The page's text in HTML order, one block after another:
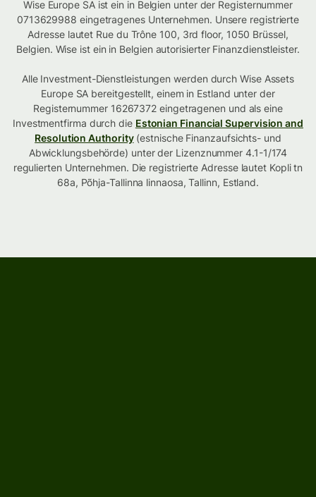
Wise Europe SA ist ein in Belgien unter der Registernummer
0713629988 eingetragenes Unternehmen. Unsere registrierte
Adresse lautet Rue du Trône 100, 3rd floor, 1050 Brüssel,
Belgien. Wise ist ein in Belgien autorisierter Finanzdienstleister.
Alle Investment-Dienstleistungen werden durch Wise Assets
Europe SA bereitgestellt, einem in Estland unter der
Registernummer 16267372 eingetragenen und als eine
Investmentfirma durch die Estonian Financial Supervision and
Resolution Authority(estnische Finanzaufsichts- und
Abwicklungsbehörde) unter der Lizenznummer 4.1-1/174
regulierten Unternehmen. Die registrierte Adresse lautet Kopli tn
68a, Põhja-Tallinna linnaosa, Tallinn, Estland.